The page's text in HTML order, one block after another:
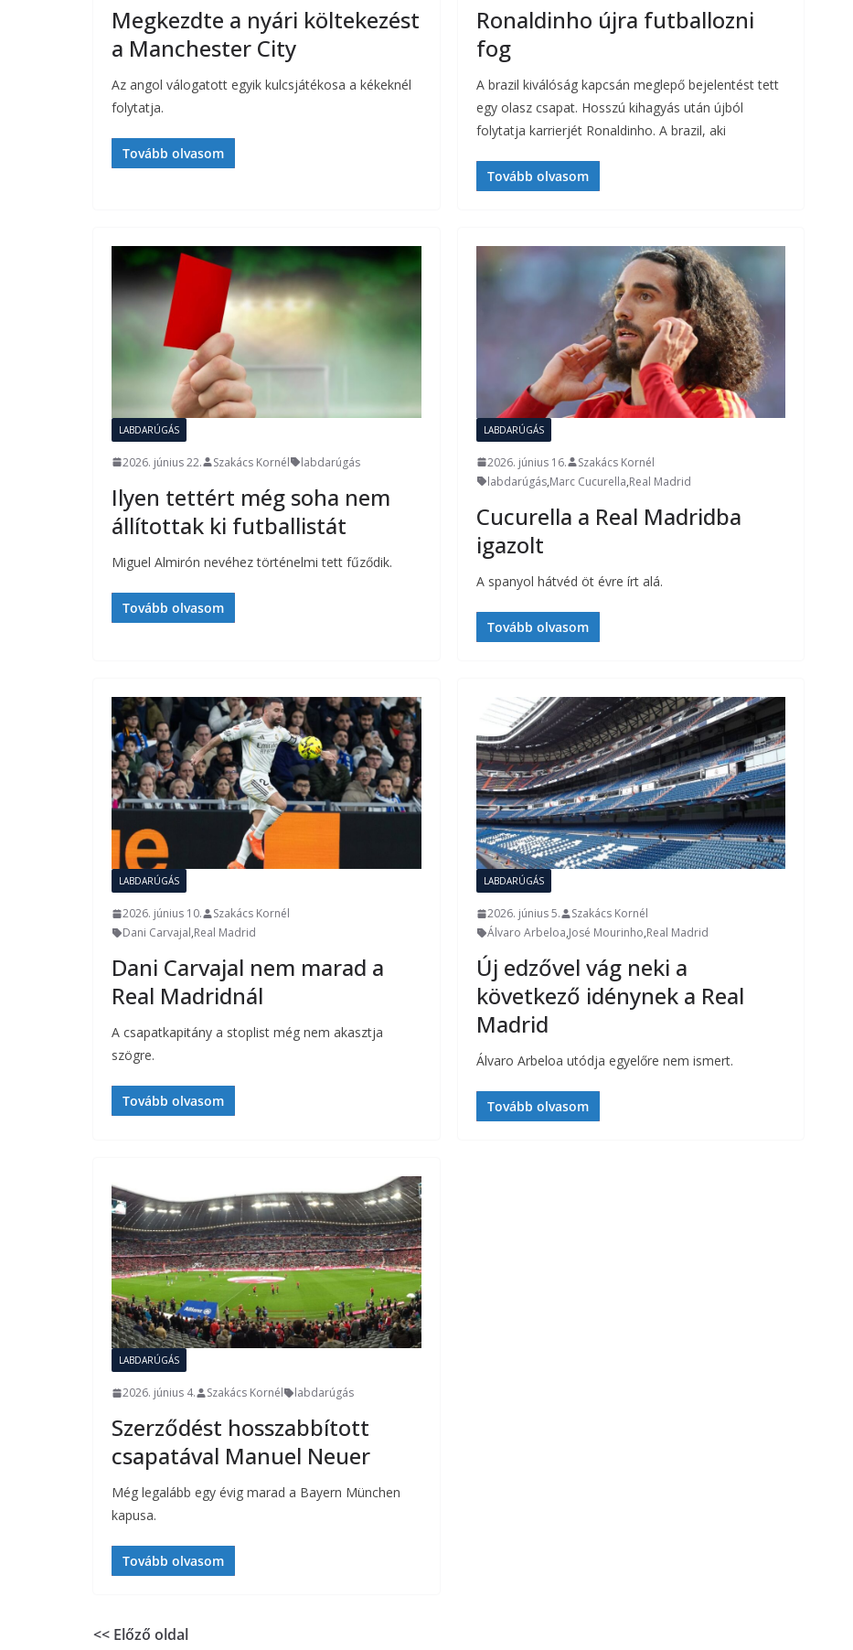
Megkezdte a nyári költekezést
a Manchester City
Az angol válogatott egyik kulcsjátékosa a kékeknél
folytatja.
Tovább olvasom
Ronaldinho újra futballozni
fog
A brazil kiválóság kapcsán meglepő bejelentést tett
egy olasz csapat. Hosszú kihagyás után újból
folytatja karrierjét Ronaldinho. A brazil, aki
Tovább olvasom
LABDARÚGÁS
2026. június 22. Szakács Kornél labdarúgás
Ilyen tettért még soha nem
állítottak ki futballistát
Miguel Almirón nevéhez történelmi tett fűződik.
Tovább olvasom
LABDARÚGÁS
2026. június 16.
Szakács Kornél
labdarúgás,Marc Cucurella,Real Madrid
Cucurella a Real Madridba
igazolt
A spanyol hátvéd öt évre írt alá.
Tovább olvasom
LABDARÚGÁS
2026. június 10.
Szakács Kornél
Dani Carvajal,Real Madrid
Dani Carvajal nem marad a
Real Madridnál
A csapatkapitány a stoplist még nem akasztja
szögre.
Tovább olvasom
LABDARÚGÁS
2026. június 5.
Szakács Kornél
Álvaro Arbeloa,José Mourinho,Real Madrid
Új edzővel vág neki a
következő idénynek a Real
Madrid
Álvaro Arbeloa utódja egyelőre nem ismert.
Tovább olvasom
LABDARÚGÁS
2026. június 4. Szakács Kornél labdarúgás
Szerződést hosszabbított
csapatával Manuel Neuer
Még legalább egy évig marad a Bayern München
kapusa.
Tovább olvasom
<< Előző oldal